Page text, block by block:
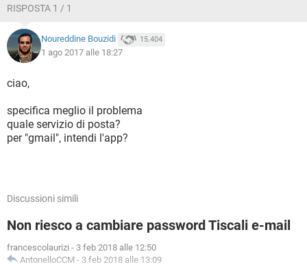
RISPOSTA 1 / 1
Noureddine Bouzidi 15.404
1 ago 2017 alle 18:27
ciao,
specifica meglio il problema
quale servizio di posta?
per "gmail", intendi l'app?
Discussioni simili
Non riesco a cambiare password Tiscali e-mail
francescolaurizi - 3 feb 2018 alle 12:50
AntonelloCCM - 3 feb 2018 alle 13:09